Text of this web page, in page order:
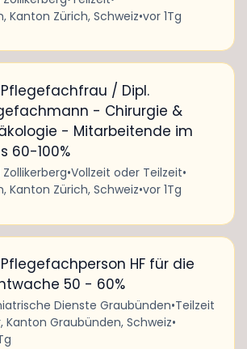
Kanton Zürich, Schweiz•vor 1Tg
Pflegefachfrau / Dipl.
- Chirurgie &
- Mitarbeitende im
60-100%
•Vollzeit oder Teilzeit•
Kanton Zürich, Schweiz•vor 1Tg
Pflegefachperson HF für die
50 - 60%
Dienste Graubünden•Teilzeit
Kanton Graubünden, Schweiz•